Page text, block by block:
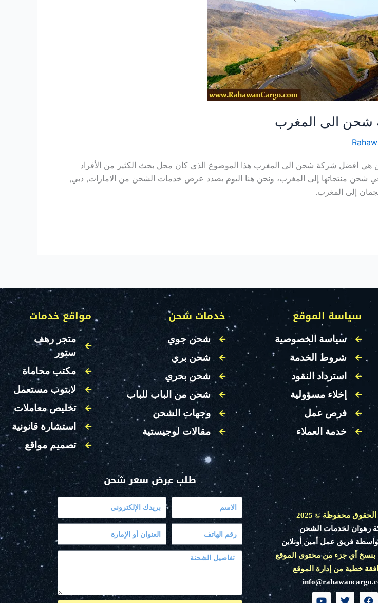
الى المغرب
افضل شركة شحن الى المغرب هذا الموضوع الذي كان محل بحث الكثير من الأفراد
شحن منتجاتها إلى المغرب، ونحن هنا اليوم بصدد عرض خدمات الشحن من الامارات, دبي,
إلى المغرب.
سياسة الموقع
سياسة الخصوصية
شروط الخدمة
استرداد النقود
إخلاء مسؤولية
فرص عمل
خدمة العملاء
خدمات شحن
شحن جوي
شحن بري
شحن بحري
شحن من الباب للباب
وجهات الشحن
مقالات لوجيستية
مواقع خدمات
متجر رهف
ستور
مكتب محاماة
لابتوب مستعمل
تخليص معاملات
استشارة قانونية
تصميم مواقع
الحقوق محفوظة©
2025
رهوان لخدمات الشحن
فريق عمل أمين أونلاين
أي جزء من محتوى الموقع
خطية من إدارة الموقع
F
T
Y
طلب عرض سعر شحن